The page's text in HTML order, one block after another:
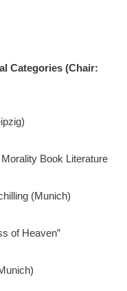
Categories (Chair:
Book Literature
(Munich)
of Heaven”